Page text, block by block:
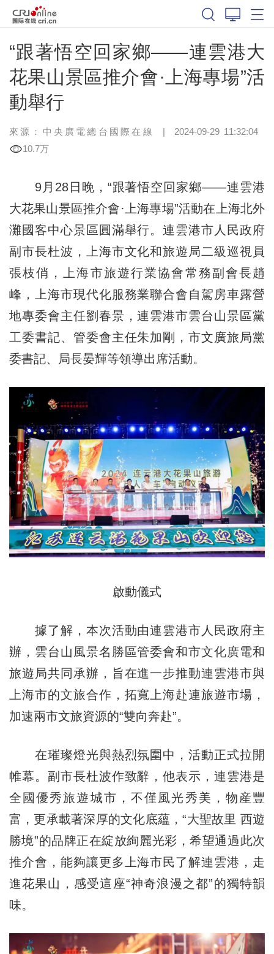
“跟著悟空回家鄉——連雲港大
花果山景區推介會·上海專場”活
動舉行
來源：中央廣電總台國際在線 | 2024-09-29 11:32:04
10.7万
9月28日晚，“跟著悟空回家鄉——連雲港
大花果山景區推介會·上海專場”活動在上海北外
灘國客中心景區圓滿舉行。連雲港市人民政府
副市長杜波，上海市文化和旅遊局二級巡視員
張枝俏，上海市旅遊行業協會常務副會長趙
峰，上海市現代化服務業聯合會自駕房車露營
地專委會主任劉春景，連雲港市雲台山景區黨
工委書記、管委會主任朱加剛，市文廣旅局黨
委書記、局長晏輝等領導出席活動。
啟動儀式
據了解，本次活動由連雲港市人民政府主
辦，雲台山風景名勝區管委會和市文化廣電和
旅遊局共同承辦，旨在進一步推動連雲港市與
上海市的文旅合作，拓寬上海赴連旅遊市場，
加速兩市文旅資源的“雙向奔赴”。
在璀璨燈光與熱烈氛圍中，活動正式拉開
帷幕。副市長杜波作致辭，他表示，連雲港是
全國優秀旅遊城市，不僅風光秀美，物産豐
富，更承載著深厚的文化底蘊，“大聖故里 西遊
勝境”的品牌正在綻放絢麗光彩，希望通過此次
推介會，能夠讓更多上海市民了解連雲港，走
進花果山，感受這座“神奇浪漫之都”的獨特韻
味。